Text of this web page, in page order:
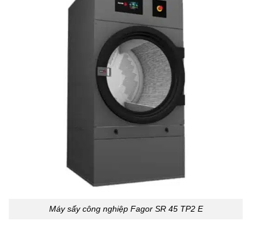
Máy sấy công nghiệp Fagor SR 45 TP2 E